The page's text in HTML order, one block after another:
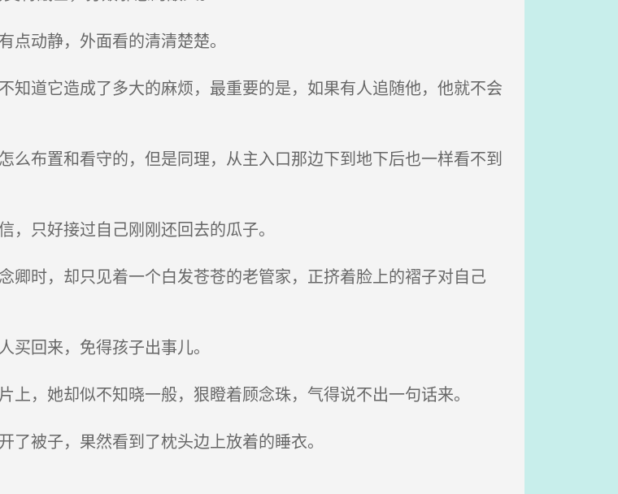
动静，外面看的清清楚楚。
道它造成了多大的麻烦，最重要的是，如果有人追随他，他就不会
布置和看守的，但是同理，从主入口那边下到地下后也一样看不到
只好接过自己刚刚还回去的瓜子。
时，却只见着一个白发苍苍的老管家，正挤着脸上的褶子对自己
回来，免得孩子出事儿。
，她却似不知晓一般，狠瞪着顾念珠，气得说不出一句话来。
被子，果然看到了枕头边上放着的睡衣。